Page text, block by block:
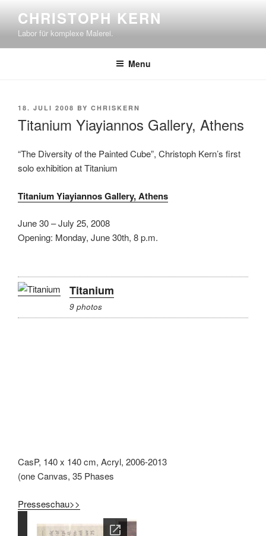
content
CHRISTOPH KERN
Labor für komplexe Malerei.
Menu
POSTED
18. JULI 2008 BY CHRISKERN
Titanium Yiayiannos Gallery, Athens
“The Diversity of the Painted Cube”, Christoph Kern’s first
solo exhibition at Titanium
Titanium Yiayiannos Gallery, Athens
June 30 – July 25, 2008
Opening: Monday, June 30th, 8 p.m.
Titanium
9 photos
CasP, 140 x 140 cm, Acryl, 2006-2013
(one Canvas, 35 Phases
Presseschau>>